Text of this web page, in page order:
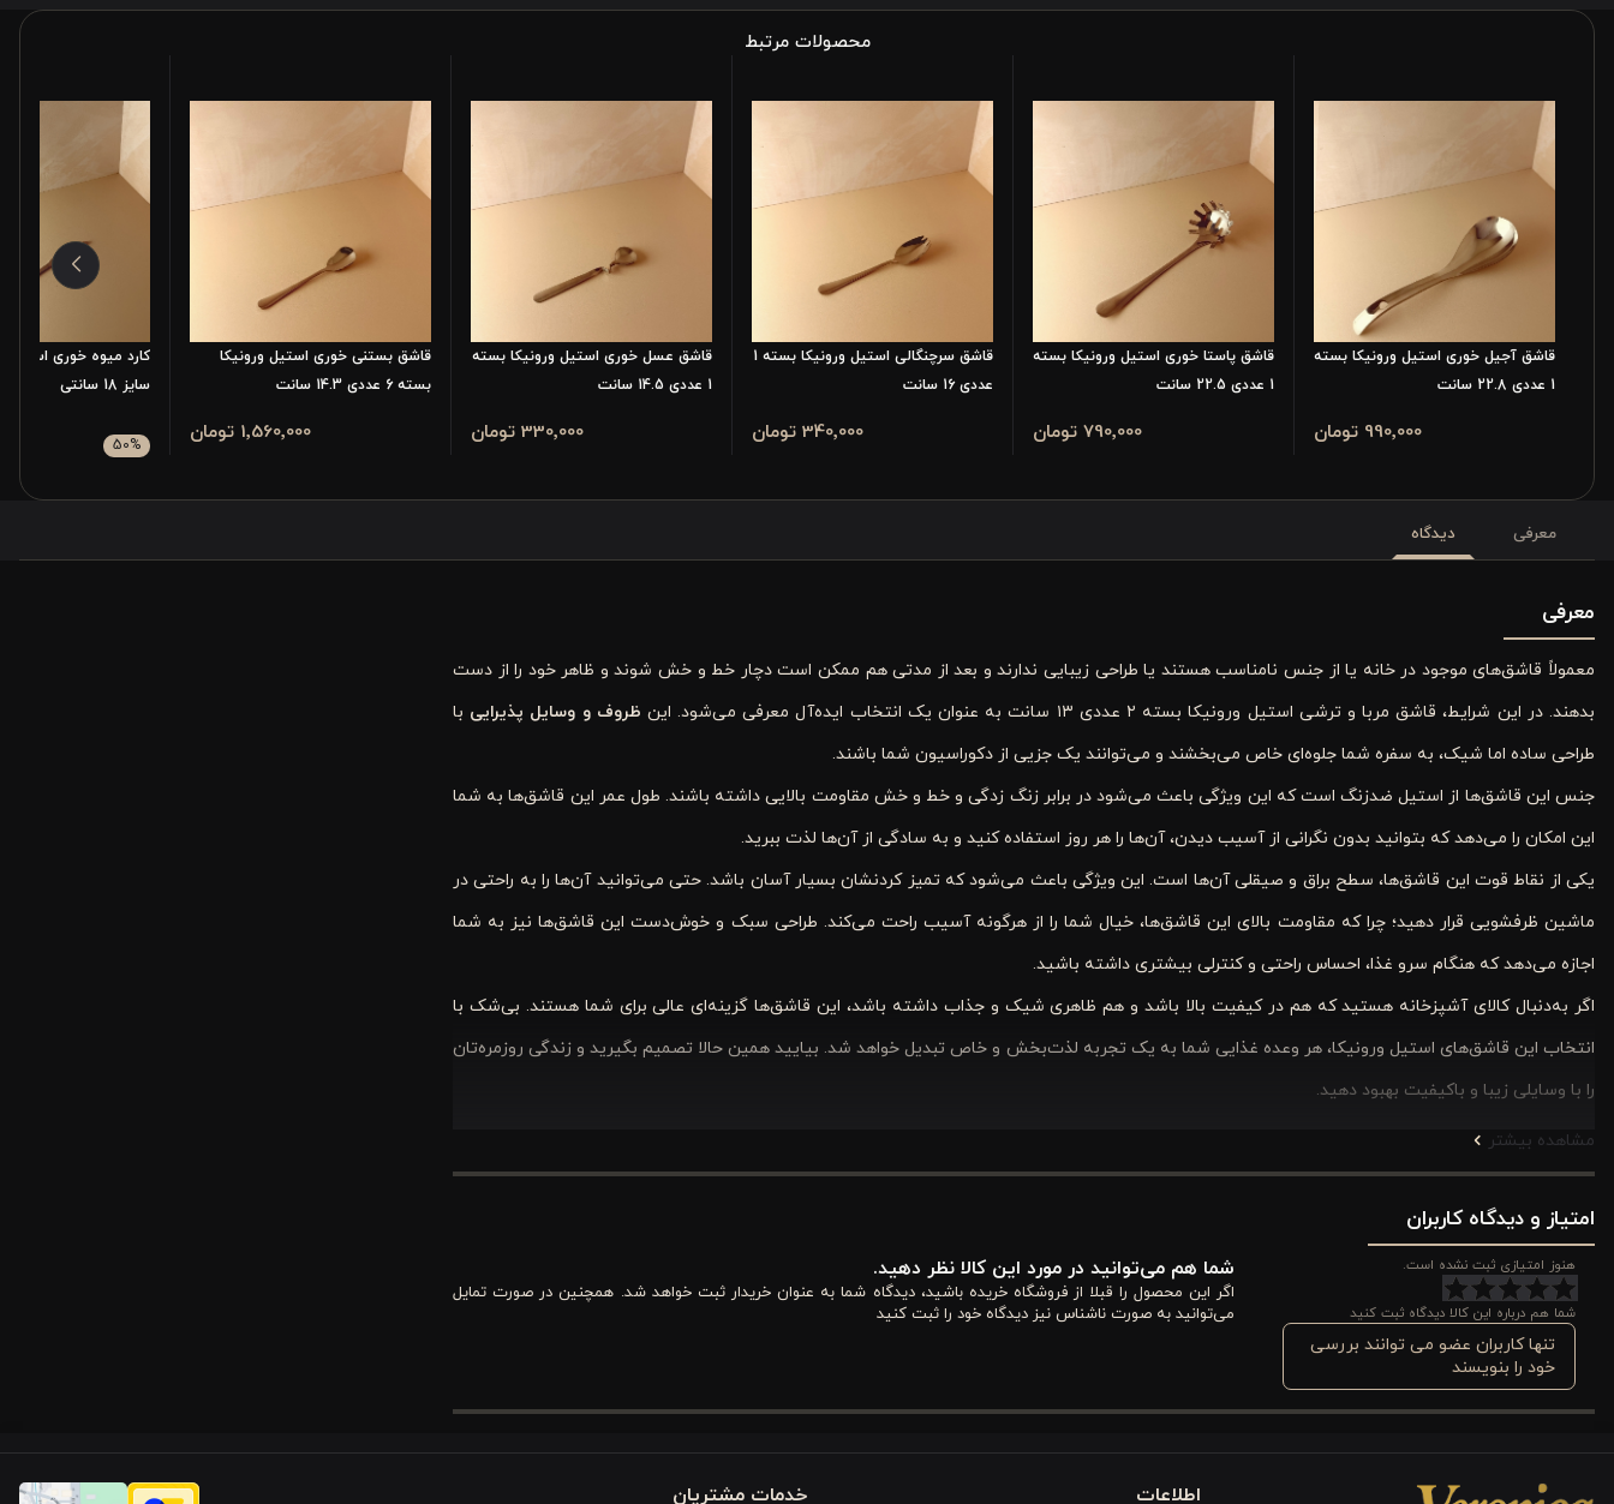
محصولات مرتبط
قاشق آجیل خوری استیل ورونیکا بسته
1 عددی 22.8 سانت
990٬000 تومان
قاشق پاستا خوری استیل ورونیکا بسته
1 عددی 22.5 سانت
790٬000 تومان
قاشق سرچنگالی استیل ورونیکا بسته 1
عددی 16 سانت
340٬000 تومان
قاشق عسل خوری استیل ورونیکا بسته
1 عددی 14.5 سانت
330٬000 تومان
قاشق بستنی خوری استیل ورونیکا
بسته 6 عددی 14.3 سانت
1٬560٬000 تومان
سایز 18 سانتی
50%
معرفی دیدگاه
معرفی
معمولاً قاشق‌های موجود در خانه یا از جنس نامناسب هستند یا طراحی زیبایی ندارند و بعد از مدتی هم ممکن است دچار خط و خش شوند و ظاهر خود را از دست
بدهند. در این شرایط، قاشق مربا و ترشی استیل ورونیکا بسته ۲ عددی ۱۳ سانت به عنوان یک انتخاب ایده‌آل معرفی می‌شود. این
ظروف و وسایل پذیرایی با
طراحی ساده اما شیک، به سفره شما جلوه‌ای خاص می‌بخشند و می‌توانند یک جزیی از دکوراسیون شما باشند.
جنس این قاشق‌ها از استیل ضدزنگ است که این ویژگی باعث می‌شود در برابر زنگ زدگی و خط و خش مقاومت بالایی داشته باشند. طول عمر این قاشق‌ها به شما
این امکان را می‌دهد که بتوانید بدون نگرانی از آسیب دیدن، آن‌ها را هر روز استفاده کنید و به سادگی از آن‌ها لذت ببرید.
یکی از نقاط قوت این قاشق‌ها، سطح براق و صیقلی آن‌ها است. این ویژگی باعث می‌شود که تمیز کردنشان بسیار آسان باشد. حتی می‌توانید آن‌ها را به راحتی در
ماشین ظرفشویی قرار دهید؛ چرا که مقاومت بالای این قاشق‌ها، خیال شما را از هرگونه آسیب راحت می‌کند. طراحی سبک و خوش‌دست این قاشق‌ها نیز به شما
اجازه می‌دهد که هنگام سرو غذا، احساس راحتی و کنترلی بیشتری داشته باشید.
اگر به‌دنبال کالای آشپزخانه هستید که هم در کیفیت بالا باشد و هم ظاهری شیک و جذاب داشته باشد، این قاشق‌ها گزینه‌ای عالی برای شما هستند. بی‌شک با
انتخاب این قاشق‌های استیل ورونیکا، هر وعده غذایی شما به یک تجربه لذت‌بخش و خاص تبدیل خواهد شد. بیایید همین حالا تصمیم بگیرید و زندگی روزمره‌تان
را با وسایلی زیبا و باکیفیت بهبود دهید.
ویژگی های قاشق مربا و ترشی خوری استیل ورونیکا بسته 2 عددی 13 سانت
این قاشق‌های مربا و ترشی‌خوری استیل ورونیکا، ساختاری مقاوم و طراحی ساده دارند که برای استفاده روزمره بسیار مناسب است. در ادامه، مشخصات و ویژگی
قاشق مربا و ترشی خوری ورونیکا بررسی می‌شود تا بهترین درک را نسبت به این محصول پیدا کنید:
طراحی
این محصول با طراحی ساده و کاربرپسند، به راحتی در کنار سایر ظروف قرار می‌گیرد و ظاهر شیک و جذابی دارد. بسته بندی دو عددی آن، امکان استفاده همزمان در
جنس
مشاهده بیشتر
امتیاز و دیدگاه کاربران
هنوز امتیازی ثبت نشده است.
شما هم درباره این کالا دیدگاه ثبت کنید
تنها کاربران عضو می توانند بررسی
خود را بنویسند
شما هم می‌توانید در مورد این کالا نظر دهید.
اگر این محصول را قبلا از فروشگاه خریده باشید، دیدگاه شما به عنوان خریدار ثبت خواهد شد. همچنین در صورت تمایل
می‌توانید به صورت ناشناس نیز دیدگاه خود را ثبت کنید
اطلاعات خدمات مشتریان